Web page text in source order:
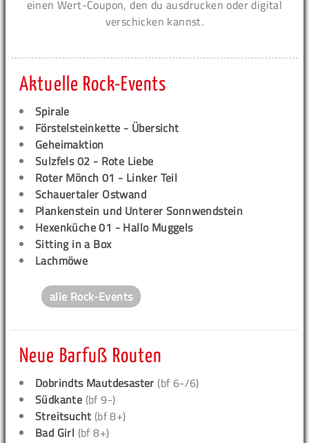
einen Wert-Coupon, den du ausdrucken oder digital
verschicken kannst.
Aktuelle Rock-Events
Spirale
Förstelsteinkette - Übersicht
Geheimaktion
Sulzfels 02 - Rote Liebe
Roter Mönch 01 - Linker Teil
Schauertaler Ostwand
Plankenstein und Unterer Sonnwendstein
Hexenküche 01 - Hallo Muggels
Sitting in a Box
Lachmöwe
alle Rock-Events
Neue Barfuß Routen
Dobrindts Mautdesaster (bf 6-/6)
Südkante (bf 9-)
Streitsucht (bf 8+)
Bad Girl (bf 8+)